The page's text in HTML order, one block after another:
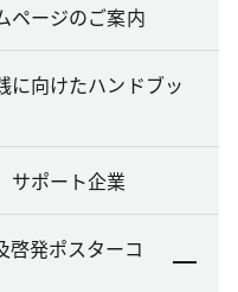
ページのご案内
に向けたハンドブッ
サポート企業
啓発ポスターコ